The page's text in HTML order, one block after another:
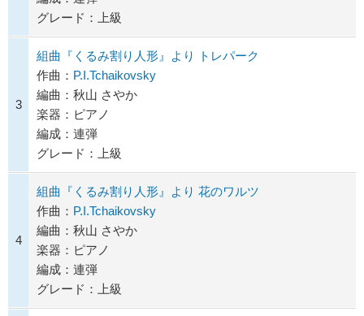
グレード：上級
3
組曲『くるみ割り人形』より トレパーク
作曲： P.I.Tchaikovsky
編曲：秋山 さやか
楽器：ピアノ
編成：連弾
グレード：上級
4
組曲『くるみ割り人形』より 花のワルツ
作曲： P.I.Tchaikovsky
編曲：秋山 さやか
楽器：ピアノ
編成：連弾
グレード：上級